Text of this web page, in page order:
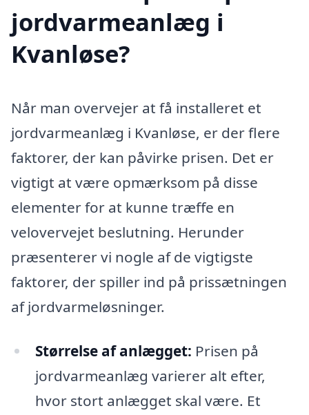
jordvarmeanlæg i
Kvanløse?
Når man overvejer at få installeret et
jordvarmeanlæg i Kvanløse, er der flere
faktorer, der kan påvirke prisen. Det er
vigtigt at være opmærksom på disse
elementer for at kunne træffe en
velovervejet beslutning. Herunder
præsenterer vi nogle af de vigtigste
faktorer, der spiller ind på prissætningen
af jordvarmeløsninger.
Størrelse af anlægget: Prisen på
jordvarmeanlæg varierer alt efter,
hvor stort anlægget skal være. Et